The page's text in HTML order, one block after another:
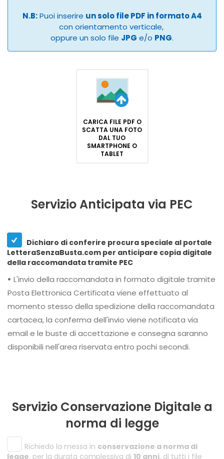
N.B:Puoi inserire un solo file PDF in formato A4
con orientamento verticale,
oppure un solo file JPG e/o PNG.
CARICA FILE PDF O
SCATTA UNA FOTO
DAL TUO
SMARTPHONE O
TABLET
Servizio Anticipata via PEC
Dichiaro di conferire procura speciale al portale
LetteraSenzaBusta.com per anticipare copia digitale
della raccomandata tramite PEC
• L'invio della raccomandata in formato digitale tramite
Posta Elettronica Certificata viene effettuato al
momento stesso della spedizione della raccomandata
cartacea, la conferma dell'invio viene notificata via
email e le buste di accettazione e consegna saranno
disponibili nell'area riservata entro pochi secondi.
Servizio Conservazione Digitale a
norma di legge
Richiedo la messa in conservazione a norma di
legge, per la durata complessiva di 10 anni, di tutti i file